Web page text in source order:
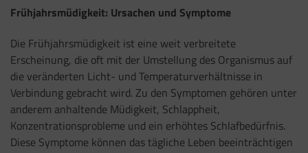
Frühjahrsmüdigkeit: Ursachen und Symptome
Die Frühjahrsmüdigkeit ist eine weit verbreitete
Erscheinung, die oft mit der Umstellung des Organismus auf
die veränderten Licht- und Temperaturverhältnisse in
Verbindung gebracht wird. Zu den Symptomen gehören unter
anderem anhaltende Müdigkeit, Schlappheit,
Konzentrationsprobleme und ein erhöhtes Schlafbedürfnis.
Diese Symptome können das tägliche Leben beeinträchtigen